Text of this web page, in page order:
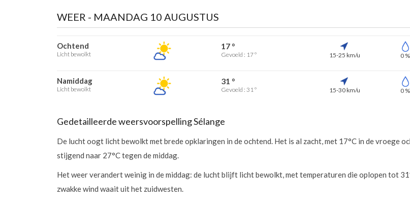
WEER - MAANDAG 10 AUGUSTUS
Ochtend
Licht bewolkt
17 °
Gevoeld : 17 ° 15-25 km/u 0 %
Namiddag
Licht bewolkt
31 °
Gevoeld : 31 ° 15-30 km/u 0 %
Gedetailleerde weersvoorspelling Sélange
De lucht oogt licht bewolkt met brede opklaringen in de ochtend. Het is al zacht, met 17°C in de vroege
stijgend naar 27°C tegen de middag.
Het weer verandert weinig in de middag: de lucht blijft licht bewolkt, met temperaturen die oplopen tot
zwakke wind waait uit het zuidwesten.